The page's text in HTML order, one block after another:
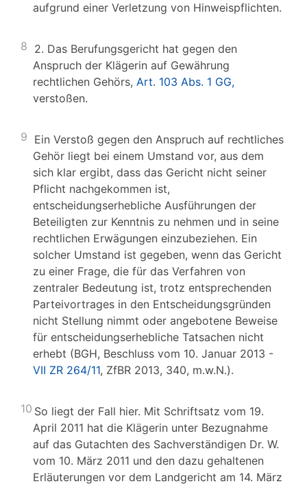
aufgrund einer Verletzung von Hinweispflichten.
8 2. Das Berufungsgericht hat gegen den
Anspruch der Klägerin auf Gewährung
rechtlichen Gehörs, Art. 103 Abs. 1 GG,
verstoßen.
9 Ein Verstoß gegen den Anspruch auf rechtliches
Gehör liegt bei einem Umstand vor, aus dem
sich klar ergibt, dass das Gericht nicht seiner
Pflicht nachgekommen ist,
entscheidungserhebliche Ausführungen der
Beteiligten zur Kenntnis zu nehmen und in seine
rechtlichen Erwägungen einzubeziehen. Ein
solcher Umstand ist gegeben, wenn das Gericht
zu einer Frage, die für das Verfahren von
zentraler Bedeutung ist, trotz entsprechenden
Parteivortrages in den Entscheidungsgründen
nicht Stellung nimmt oder angebotene Beweise
für entscheidungserhebliche Tatsachen nicht
erhebt (BGH, Beschluss vom 10. Januar 2013 -
VII ZR 264/11, ZfBR 2013, 340, m.w.N.).
10 So liegt der Fall hier. Mit Schriftsatz vom 19.
April 2011 hat die Klägerin unter Bezugnahme
auf das Gutachten des Sachverständigen Dr. W.
vom 10. März 2011 und den dazu gehaltenen
Erläuterungen vor dem Landgericht am 14. März